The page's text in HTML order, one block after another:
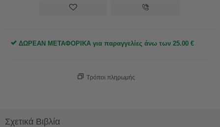
ΔΩΡΕΑΝ ΜΕΤΑΦΟΡΙΚΑ για παραγγελίες άνω των 25.00 €
Τρόποι πληρωμής
Σχετικά Βιβλία